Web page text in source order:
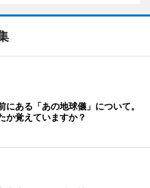
にある「あの地球儀」について。
か覚えていますか？